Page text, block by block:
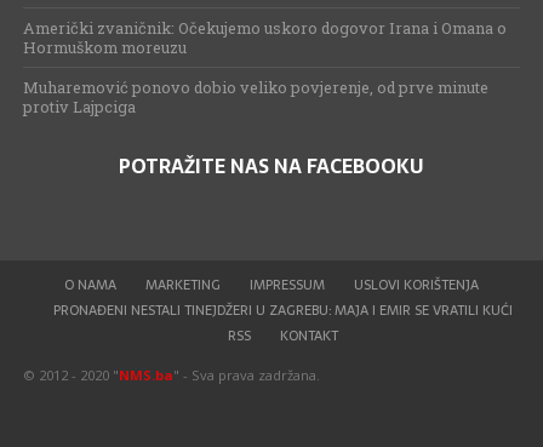
Američki zvaničnik: Očekujemo uskoro dogovor Irana i Omana o
Hormuškom moreuzu
Muharemović ponovo dobio veliko povjerenje, od prve minute
protiv Lajpciga
POTRAŽITE NAS NA FACEBOOKU
O NAMA MARKETING IMPRESSUM
USLOVI KORIŠTENJA
PRONAĐENI NESTALI TINEJDŽERI U ZAGREBU: MAJA I EMIR SE VRATILI KUĆI
RSS
KONTAKT
© 2012 - 2020 "NMS.ba" - Sva prava zadržana.